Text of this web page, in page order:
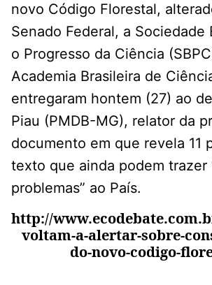
novo Código Florestal,
Senado Federal, a Sociedade
o Progresso da Ciência
Academia Brasileira de
entregaram hontem (27) ao
Piau (PMDB-MG), relator da
documento em que revela 11
texto que ainda podem trazer
problemas” ao País.
http://
voltam-a-alertar-sobre-
do-novo-codigo-